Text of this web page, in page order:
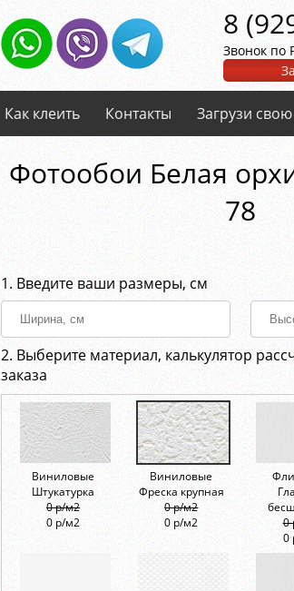
8
Звонок по
Как клеить Контакты Загрузи
Фотообои Белая
78
1. Введите ваши размеры, см
2. Выберите материал, калькулятор
заказа
Виниловые
Штукатурка
0 р/м2
0 р/м2
Виниловые
Фреска крупная
0 р/м2
0 р/м2
0
0